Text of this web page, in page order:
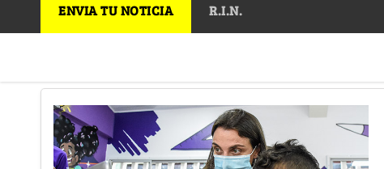
ENVIA TU NOTICIA R.I.N.